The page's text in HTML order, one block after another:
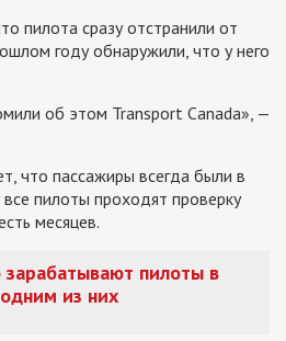
пилота сразу отстранили от
году обнаружили, что у него
об этом Transport Canada», —
что пассажиры всегда были в
все пилоты проходят проверку
месяцев.
зарабатывают пилоты в
из них